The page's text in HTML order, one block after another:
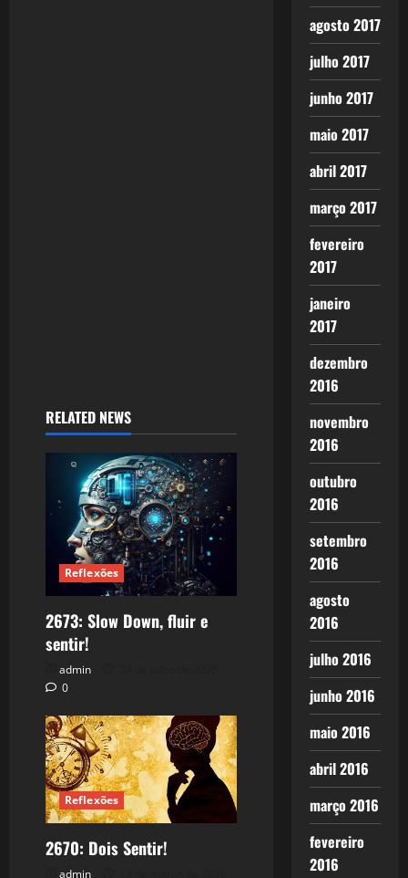
RELATED NEWS
Reflexões
2673: Slow Down, fluir e
sentir!
admin
0
Reflexões
2670: Dois Sentir!
admin
agosto 2017
julho 2017
junho 2017
maio 2017
abril 2017
março 2017
fevereiro
2017
janeiro
2017
dezembro
2016
novembro
2016
outubro
2016
setembro
2016
agosto
2016
julho 2016
junho 2016
maio 2016
abril 2016
março 2016
fevereiro
2016